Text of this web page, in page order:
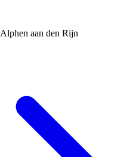
Alphen aan den Rijn